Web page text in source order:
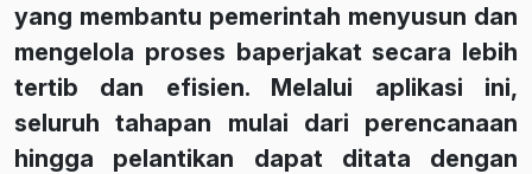
yang membantu pemerintah menyusun dan
mengelola proses baperjakat secara lebih
tertib dan efisien. Melalui aplikasi ini,
seluruh tahapan mulai dari perencanaan
hingga pelantikan dapat ditata dengan